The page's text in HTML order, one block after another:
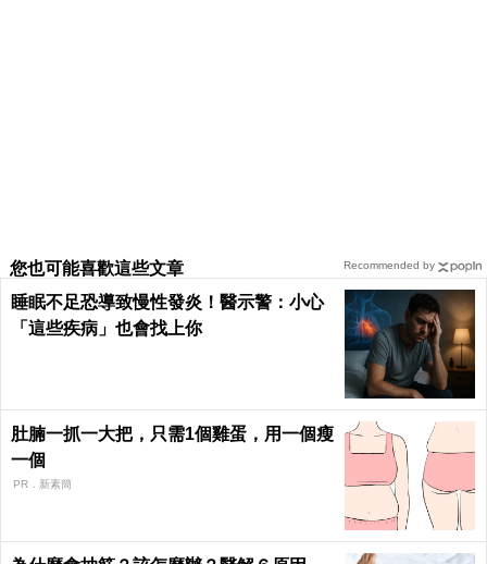
您也可能喜歡這些文章
睡眠不足恐導致慢性發炎！醫示警：小心
「這些疾病」也會找上你
肚腩一抓一大把，只需1個雞蛋，用一個瘦
一個
PR．新素簡
Recommended by